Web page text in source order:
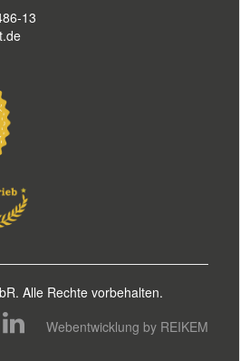
13
Alle Rechte vorbehalten.
Webentwicklung by REIKEM